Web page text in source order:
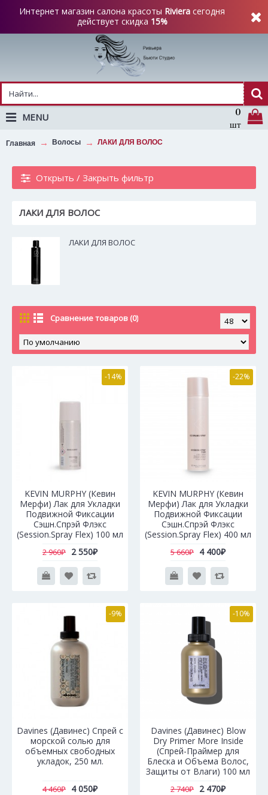
Интернет магазин салона красоты Riviera сегодня
действует скидка 15%
0
шт
MENU
Главная Волосы ЛАКИ ДЛЯ ВОЛОС
Открыть / Закрыть фильтр
ЛАКИ ДЛЯ ВОЛОС
ЛАКИ ДЛЯ ВОЛОС
Сравнение товаров (0)
-14%
KEVIN MURPHY (Кевин
Мерфи) Лак для Укладки
Подвижной Фиксации
Сэшн.Cпрэй Флэкс
(Session.Spray Flex) 100 мл
2 960₽ 2 550₽
-22%
KEVIN MURPHY (Кевин
Мерфи) Лак для Укладки
Подвижной Фиксации
Сэшн.Cпрэй Флэкс
(Session.Spray Flex) 400 мл
5 660₽ 4 400₽
-9%
Davines (Давинес) Спрей с
морской солью для
объемных свободных
укладок, 250 мл.
4 460₽ 4 050₽
-10%
Davines (Давинес) Blow
Dry Primer More Inside
(Спрей-Праймер для
Блеска и Объема Волос,
Защиты от Влаги) 100 мл
2 740₽ 2 470₽